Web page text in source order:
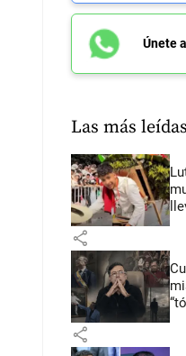
Únete
Las más leídas
share
share